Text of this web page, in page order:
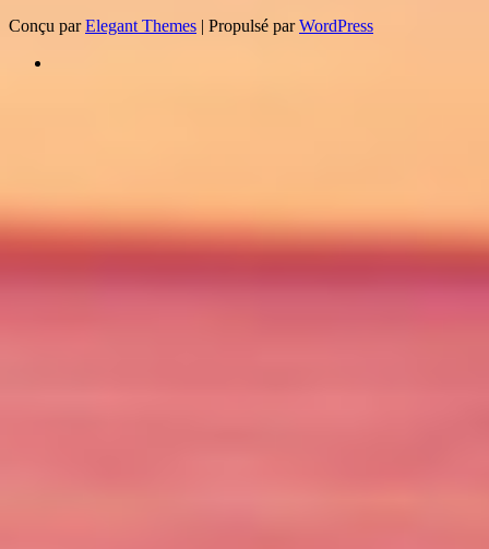
Conçu parElegant Themes | Propulsé parWordPress